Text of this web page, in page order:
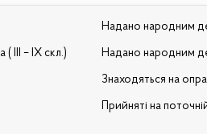
( III – IX скл.)
Надано народним
Надано народним
Знаходяться на
Прийняті на поточній